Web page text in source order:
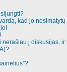
kad jo
į diskusijas,